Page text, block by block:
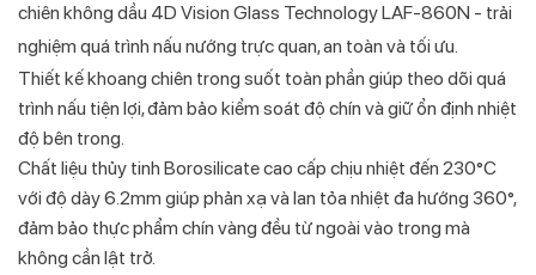
chiên không dầu 4D Vision Glass Technology LAF-860N - trải
nghiệm quá trình nấu nướng trực quan, an toàn và tối ưu.
Thiết kế khoang chiên trong suốt toàn phần giúp theo dõi quá
trình nấu tiện lợi, đảm bảo kiểm soát độ chín và giữ ổn định nhiệt
độ bên trong.
Chất liệu thủy tinh Borosilicate cao cấp chịu nhiệt đến 230°C
với độ dày 6.2mm giúp phản xạ và lan tỏa nhiệt đa hướng 360°,
đảm bảo thực phẩm chín vàng đều từ ngoài vào trong mà
không cần lật trở.